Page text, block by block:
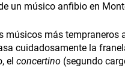
un músico anfibio en
músicos más tempraneros
cuidadosamente la
el concertino (segundo